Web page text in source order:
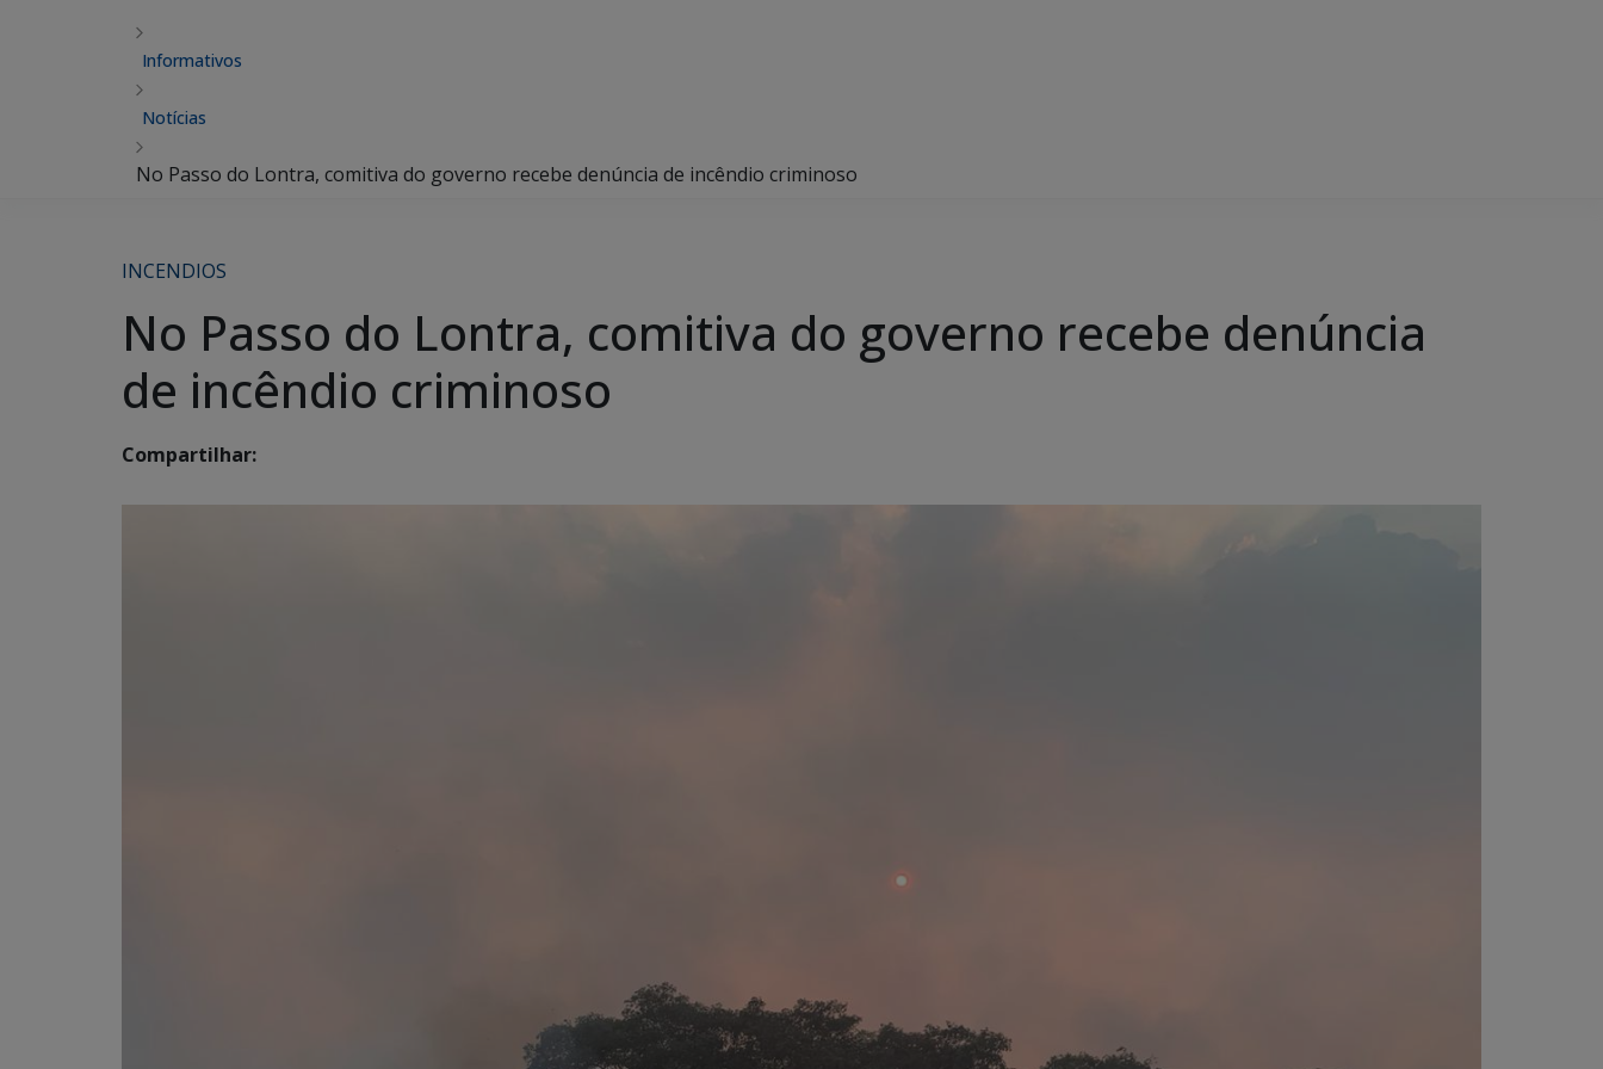
Informativos
Notícias
No Passo do Lontra, comitiva do governo recebe denúncia de incêndio criminoso
INCENDIOS
No Passo do Lontra, comitiva do governo recebe denúncia
de incêndio criminoso
Compartilhar: